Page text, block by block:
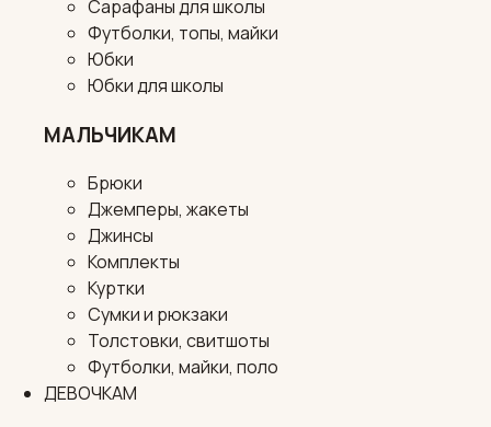
Сарафаны для школы
Футболки, топы, майки
Юбки
Юбки для школы
МАЛЬЧИКАМ
Брюки
Джемперы, жакеты
Джинсы
Комплекты
Куртки
Сумки и рюкзаки
Толстовки, свитшоты
Футболки, майки, поло
ДЕВОЧКАМ